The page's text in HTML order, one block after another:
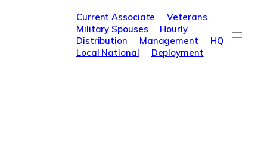
Current Associate
Veterans
Military Spouses
Hourly
Distribution
Management
HQ
Local National
Deployment